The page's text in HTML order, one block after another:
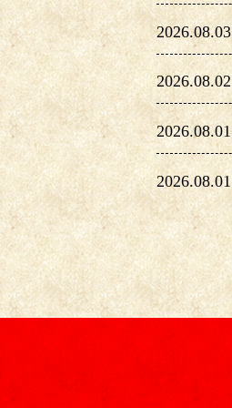
2026.08.03
2026.08.02
2026.08.01
2026.08.01